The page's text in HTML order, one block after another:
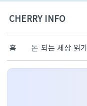
CHERRY INFO
홈 돈 되는 세상 읽기